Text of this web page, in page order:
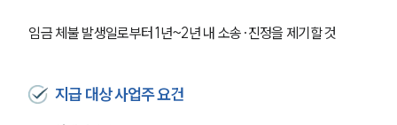
임금 체불 발생일로부터 1년~2년 내 소송·진정을 제기할 것
지급 대상 사업주 요건